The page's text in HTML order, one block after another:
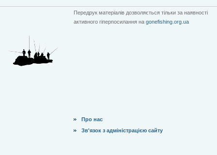
Передрук матеріалів дозволяється тільки за наявності
активного гіперпосилання на gonefishing.org.ua
Про нас
Зв'язок з адміністрацією сайту